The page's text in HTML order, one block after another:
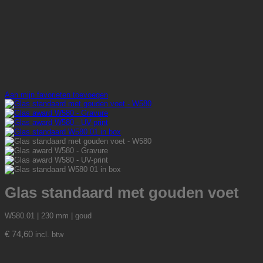
Aan mijn favorieten toevoegen
Glas standaard met gouden voet
W580.01 | 230 mm | goud
€ 74,60 incl. btw